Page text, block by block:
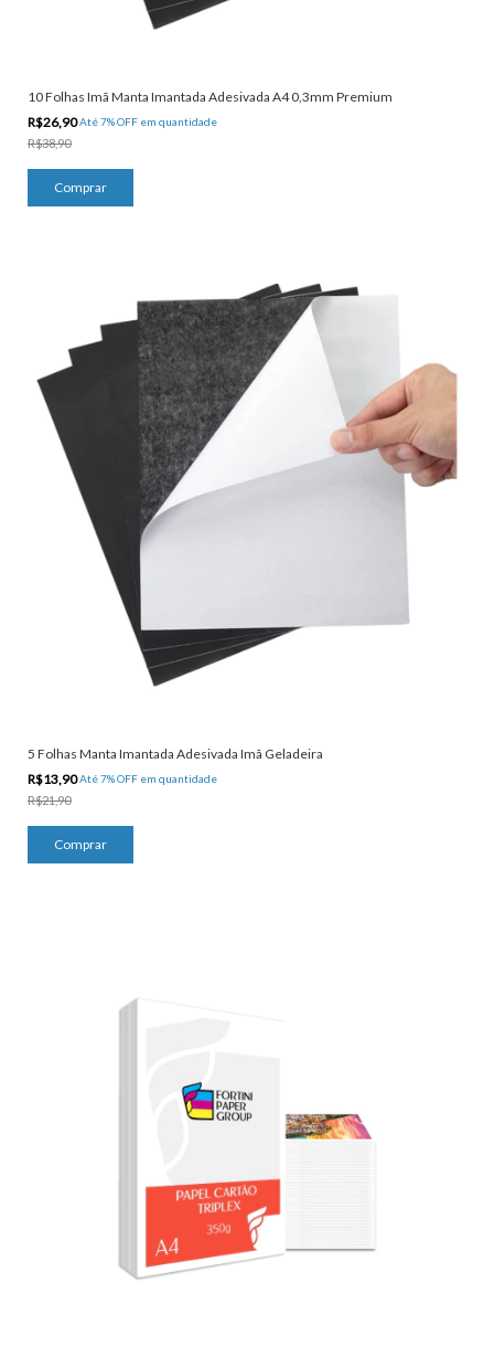
10 Folhas Imã Manta Imantada Adesivada A4 0,3mm Premium
R$26,90Até 7% OFF em quantidade
R$38,90
5 Folhas Manta Imantada Adesivada Imã Geladeira
R$13,90Até 7% OFF em quantidade
R$21,90